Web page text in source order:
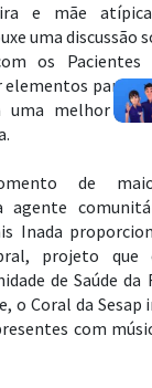
e mãe
uma discussão
os Pacientes
elementos para
uma melhor
de
agente
Inada
projeto que
de Saúde
o Coral da
com